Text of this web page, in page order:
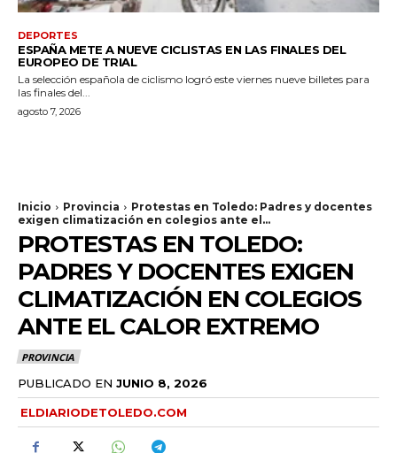
DEPORTES
ESPAÑA METE A NUEVE CICLISTAS EN LAS FINALES DEL
EUROPEO DE TRIAL
La selección española de ciclismo logró este viernes nueve billetes para
las finales del...
agosto 7, 2026